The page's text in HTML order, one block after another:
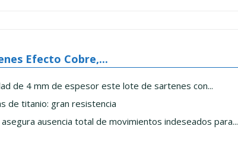
Efecto Cobre,...
de 4 mm de espesor este lote de sartenes con...
de titanio: gran resistencia
ausencia total de movimientos indeseados para...